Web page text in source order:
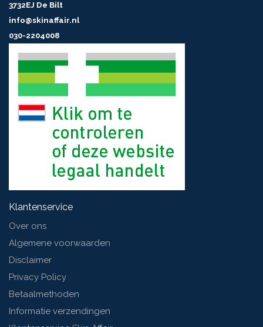
3732EJ De Bilt
info@skinaffair.nl
030-2204008
Klantenservice
Over ons
Algemene voorwaarden
Disclaimer
Privacy Policy
Betaalmethoden
Informatie verzendingen